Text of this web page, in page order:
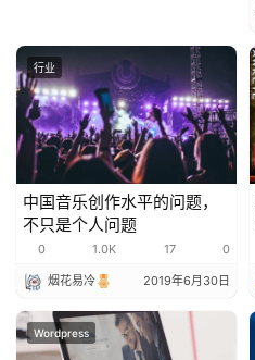
行业
中国音乐创作水平的问题，
不只是个人问题
0 1.0K 17 0
烟花易冷 2019年6月30日
Wordpress